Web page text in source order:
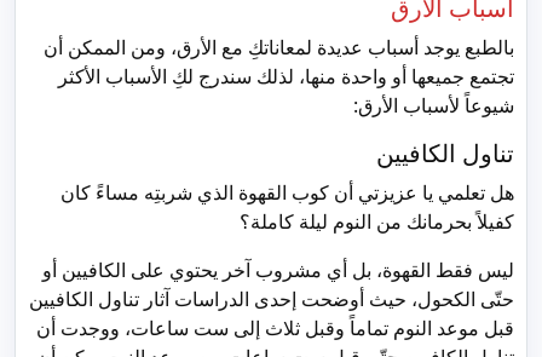
أسباب الأرق
بالطبع يوجد أسباب عديدة لمعاناتكِ مع الأرق، ومن الممكن أن
تجتمع جميعها أو واحدة منها، لذلك سندرج لكِ الأسباب الأكثر
شيوعاً لأسباب الأرق:
تناول الكافيين
هل تعلمي يا عزيزتي أن كوب القهوة الذي شربتِه مساءً كان
كفيلاً بحرمانك من النوم ليلة كاملة؟
ليس فقط القهوة، بل أي مشروب آخر يحتوي على الكافيين أو
حتّى الكحول، حيث أوضحت إحدى الدراسات آثار تناول الكافيين
قبل موعد النوم تماماً وقبل ثلاث إلى ست ساعات، ووجدت أن